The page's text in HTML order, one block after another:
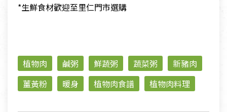
*生鮮食材歡迎至里仁門市選購
植物肉 鹹粥 鮮蔬粥 蔬菜粥
新豬肉
薑黃粉
暖身 植物肉食譜 植物肉料理